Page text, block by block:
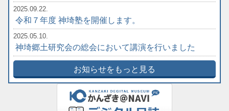
2025.09.22.
令和７年度 神埼塾を開催します。
2025.05.10.
神埼郷土研究会の総会において講演を行いました
お知らせをもっと見る